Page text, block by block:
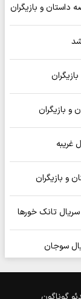
و بازیگران
بازیگران
غریبه
و بازیگران
تانک خورها
سوجان